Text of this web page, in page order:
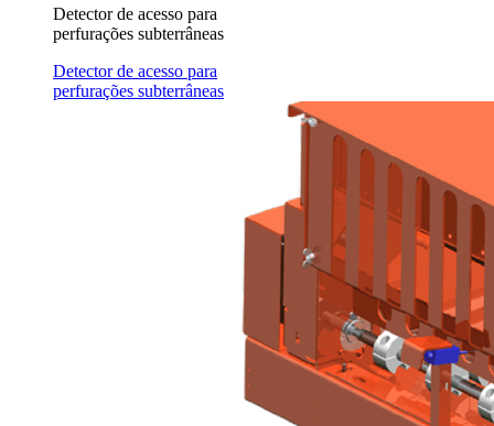
Detector de acesso para
perfurações subterrâneas
Detector de acesso para
perfurações subterrâneas